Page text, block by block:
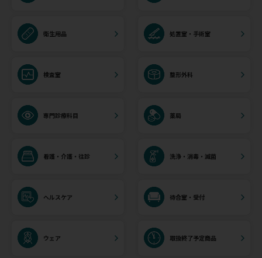
衛生用品 処置室・手術室
検査室 整形外科
専門診療科目 薬局
看護・介護・往診 洗浄・消毒・滅菌
ヘルスケア 待合室・受付
ウェア 取扱終了予定商品